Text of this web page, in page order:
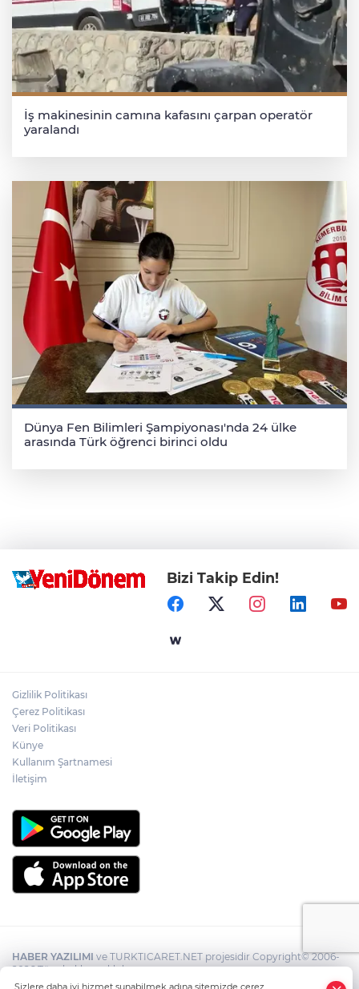
İş makinesinin camına kafasını çarpan operatör
yaralandı
Dünya Fen Bilimleri Şampiyonası'nda 24 ülke
arasında Türk öğrenci birinci oldu
Bizi Takip Edin!
Gizlilik Politikası
Çerez Politikası
Veri Politikası
Künye
Kullanım Şartnamesi
İletişim
HABER YAZILIMI ve TURKTICARET.NET projesidir Copyright© 2006-
2026 Tüm hakları saklıdır.
Sizlere daha iyi hizmet sunabilmek adına sitemizde çerez